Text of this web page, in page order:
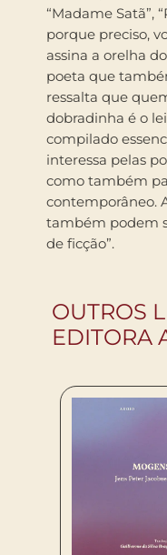
“Madame Satã”,
porque preciso,
assina a orelha
poeta que
ressalta que
dobradinha é o
compilado
interessa pelas
como também
contemporâneo.
também podem
de ficção”.
OUTROS
EDITORA